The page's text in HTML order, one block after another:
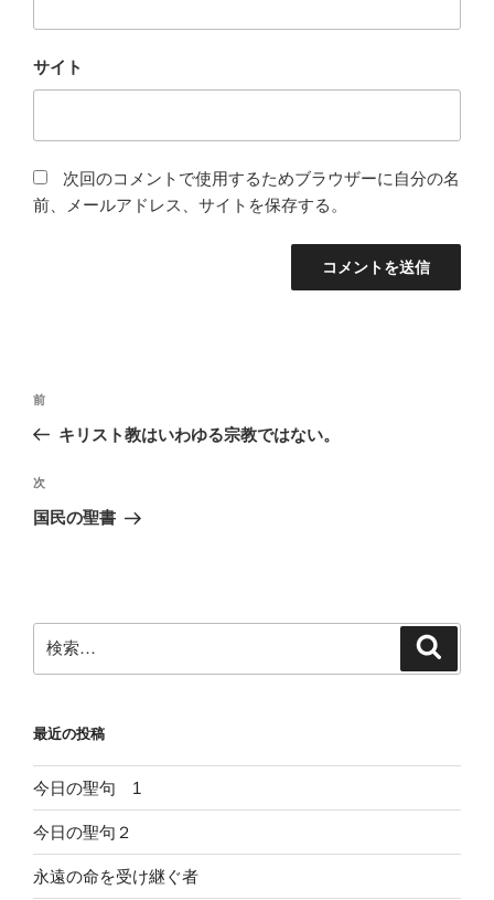
サイト
次回のコメントで使用するためブラウザーに自分の名
前、メールアドレス、サイトを保存する。
投
ビ
ゲ
ン
前
の
稿
前
キリスト教はいわゆる宗教ではない。
次
の
次
国民の聖書
索:
最近の投稿
今日の聖句 1
今日の聖句２
永遠の命を受け継ぐ者